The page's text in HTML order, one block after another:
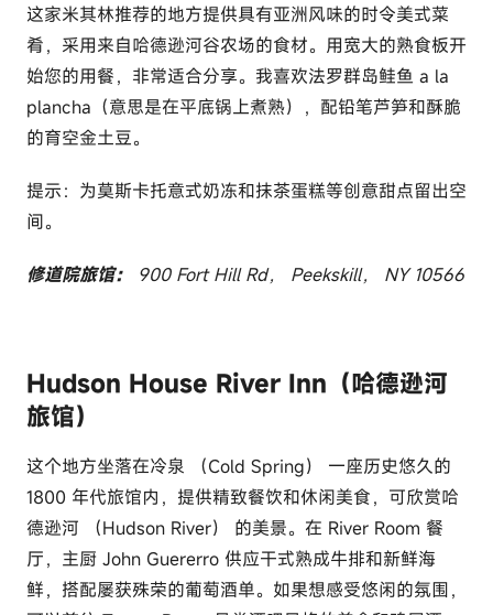
这家米其林推荐的地方提供具有亚洲风味的时令美式菜
肴，采用来自哈德逊河谷农场的食材。用宽大的熟食板开
始您的用餐，非常适合分享。我喜欢法罗群岛鲑鱼 a la
plancha（意思是在平底锅上煮熟），配铅笔芦笋和酥脆
的育空金土豆。
提示：为莫斯卡托意式奶冻和抹茶蛋糕等创意甜点留出空
间。
修道院旅馆： 900 Fort Hill Rd， Peekskill， NY 10566
Hudson House River Inn（哈德逊河
旅馆）
这个地方坐落在冷泉 （Cold Spring） 一座历史悠久的
1800 年代旅馆内，提供精致餐饮和休闲美食，可欣赏哈
德逊河 （Hudson River） 的美景。在 River Room 餐
厅，主厨 John Guererro 供应干式熟成牛排和新鲜海
鲜，搭配屡获殊荣的葡萄酒单。如果想感受悠闲的氛围，